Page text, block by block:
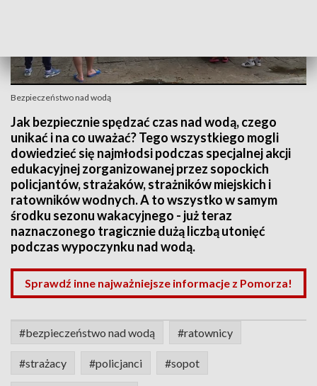
Bezpieczeństwo nad wodą
Jak bezpiecznie spędzać czas nad wodą, czego
unikać i na co uważać? Tego wszystkiego mogli
dowiedzieć się najmłodsi podczas specjalnej akcji
edukacyjnej zorganizowanej przez sopockich
policjantów, strażaków, strażników miejskich i
ratowników wodnych. A to wszystko w samym
środku sezonu wakacyjnego - już teraz
naznaczonego tragicznie dużą liczbą utonięć
podczas wypoczynku nad wodą.
Sprawdź inne najważniejsze informacje z Pomorza!
#bezpieczeństwo nad wodą #ratownicy
#strażacy #policjanci #sopot